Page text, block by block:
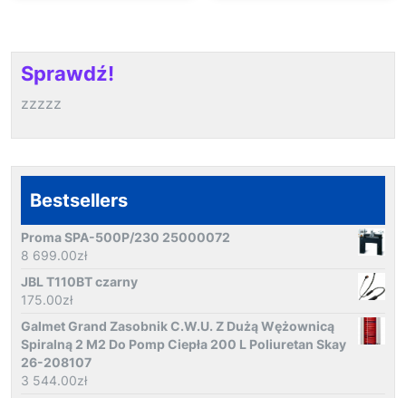
Sprawdź!
zzzzz
Bestsellers
Proma SPA-500P/230 25000072
8 699.00zł
JBL T110BT czarny
175.00zł
Galmet Grand Zasobnik C.W.U. Z Dużą Wężownicą
Spiralną 2 M2 Do Pomp Ciepła 200 L Poliuretan Skay
26-208107
3 544.00zł